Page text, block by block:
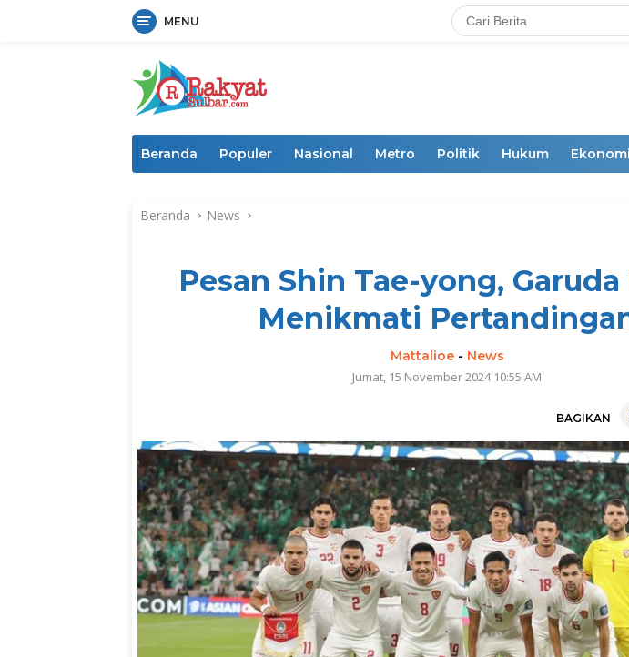
MENU
Beranda Populer Nasional Metro Politik Hukum Ekonomi
Beranda News
Pesan Shin Tae-yong, Garuda
Menikmati
Mattalioe- News
Jumat, 15 November 2024 10:55 AM
BAGIKAN